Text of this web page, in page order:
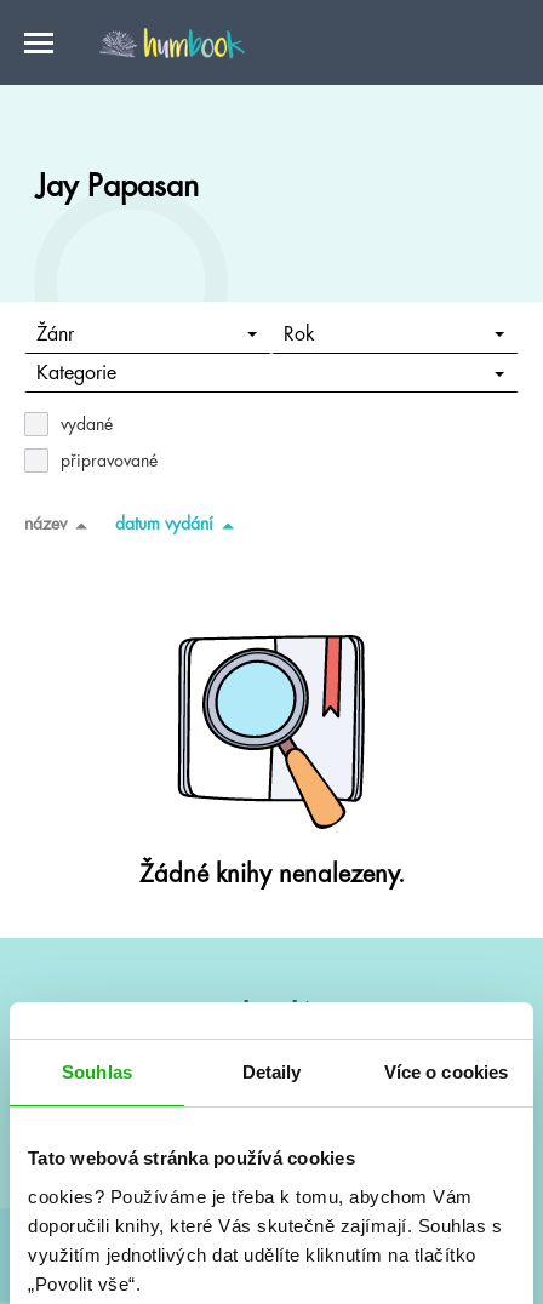
Souhlas Detaily Více o cookies
Tato webová stránka používá cookies
cookies? Používáme je třeba k tomu, abychom Vám
doporučili knihy, které Vás skutečně zajímají. Souhlas s
využitím jednotlivých dat udělíte kliknutím na tlačítko
„Povolit vše“.
Jay Papasan
Žánr Rok
Kategorie
vydané
připravované
název datum vydání
Žádné knihy nenalezeny.
Vše kolem #youngadult každý měsíc rovnou do mailu!
a seriálové adaptace a další.